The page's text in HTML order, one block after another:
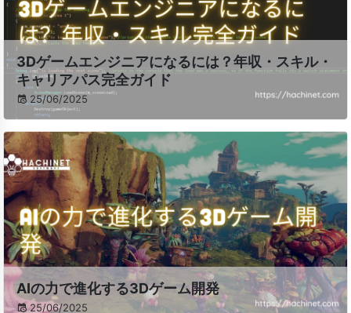
3Dゲームエンジニアになるには？年収・スキル・
キャリアパス完全ガイド
25/06/2025
AIの力で進化する3Dゲーム開発
25/06/2025